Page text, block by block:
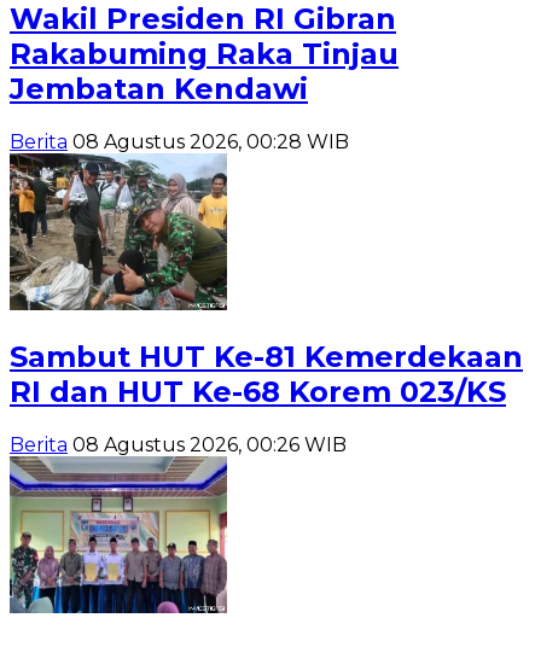
Wakil Presiden RI Gibran
Rakabuming Raka Tinjau
Jembatan Kendawi
Berita 08 Agustus 2026, 00:28 WIB
Sambut HUT Ke-81 Kemerdekaan
RI dan HUT Ke-68 Korem 023/KS
Berita 08 Agustus 2026, 00:26 WIB